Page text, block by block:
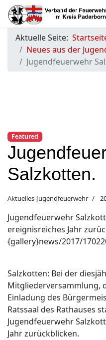
Aktuelle Seite:
Neues aus der
Jugendfeuerwehr
Featured
Salzkotten.
Aktuelles-Jugendfeuerwehr
Jugendfeuerwehr
ereignisreiches Jahr
{gallery}news/2017/
Salzkotten: Bei der
Mitgliederversammlung,
Einladung des
Ratssaal des Rathauses
Jugendfeuerwehr
Jahr zurückblicken.